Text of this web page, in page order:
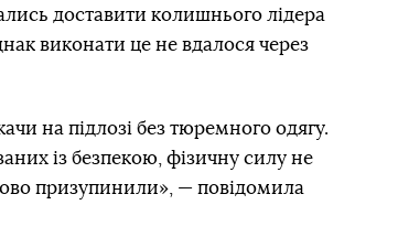
доставити колишнього лідера
виконати це не вдалося через
на підлозі без тюремного одягу.
із безпекою, фізичну силу не
призупинили», — повідомила